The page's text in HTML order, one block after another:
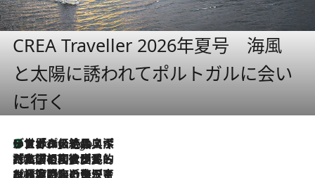
CREA Traveller 2026年夏号 海風
と太陽に誘われてポルトガルに会い
に行く
4 Hours Ago
リスボンの絶品スイーツ「パステル・デ・ナタ」とは？ポルトガル伝統の奥深い世界へ
2026.7.27
「私の祖国はポルトガル語です」国民的詩人フェルナンド・ペソアと、彼が愛した文学の街を歩く
2026.7.26
ポルトガル近海が育む極上の海の幸。キリリと冷えた白ワインと愉しむ、シーフード専門店の贅沢